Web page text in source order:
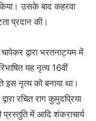
उसके बाद कहरवा
प्रदान की।
द्वारा भरतनाट्यम में
यह नृत्य 16वीं
इस नृत्य को बनाया था।
रचित राग कुमुदप्रिया
प्रस्तुति में आदि शंकराचार्य